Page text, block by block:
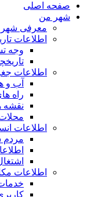
صفحه اصلی
شهر من
معرفی شهر
اطلاعات
وجه
اطلاعات
آب و
راه
نقشه
اطلاعات
مردم
اطلاعات